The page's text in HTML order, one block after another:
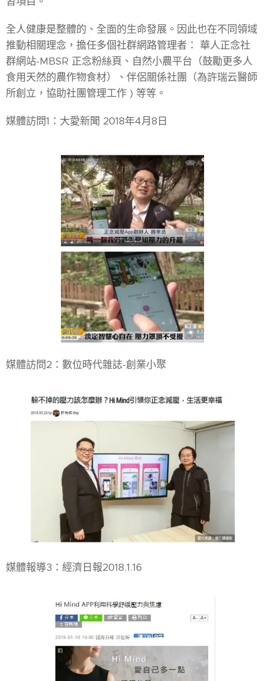
全人健康是整體的、全面的生命發展。因此也在不同領域
推動相關理念，擔任多個社群網路管理者： 華人正念社
群網站-MBSR 正念粉絲頁、自然小農平台（鼓勵更多人
食用天然的農作物食材）、伴侶關係社團（為許瑞云醫師
所創立，協助社團管理工作 ) 等等。
媒體訪問1：大愛新聞 2018年4月8日
媒體訪問2：數位時代雜誌-創業小聚
媒體報導3：經濟日報2018.1.16